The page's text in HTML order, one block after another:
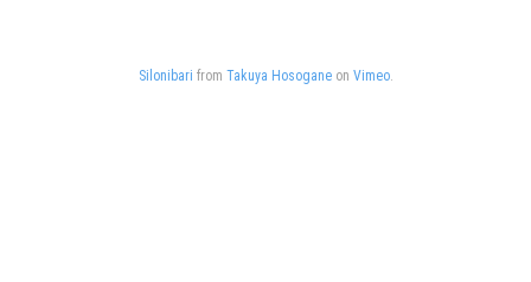
Silonibari from Takuya Hosoganeon Vimeo.